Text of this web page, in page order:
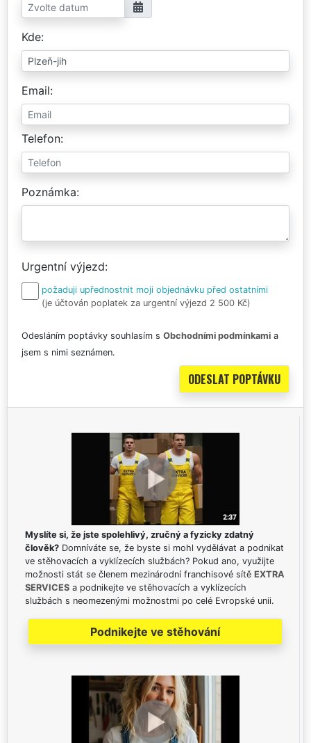
Kde
Email
Telefon
Poznámka
Urgentní výjezd
požaduji upřednostnit moji objednávku před ostatními
(je účtován poplatek za urgentní výjezd 2 500 Kč)
Odesláním poptávky souhlasím s Obchodními podmínkami a
jsem s nimi seznámen.
Myslíte si, že jste spolehlivý, zručný a fyzicky zdatný
člověk? Domníváte se, že byste si mohl vydělávat a podnikat
ve stěhovacích a vyklízecích službách? Pokud ano, využijte
možnosti stát se členem mezinárodní franchisové sítě EXTRA
SERVICES a podnikejte ve stěhovacích a vyklízecích
službách s neomezenými možnostmi po celé Evropské unii.
Podnikejte ve stěhování